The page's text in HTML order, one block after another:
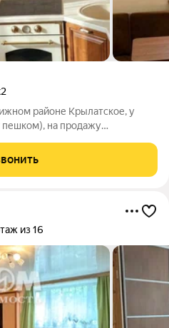
районе Крылатское, у
на продажу
она предлагает 37,2 кв. м.
из 16